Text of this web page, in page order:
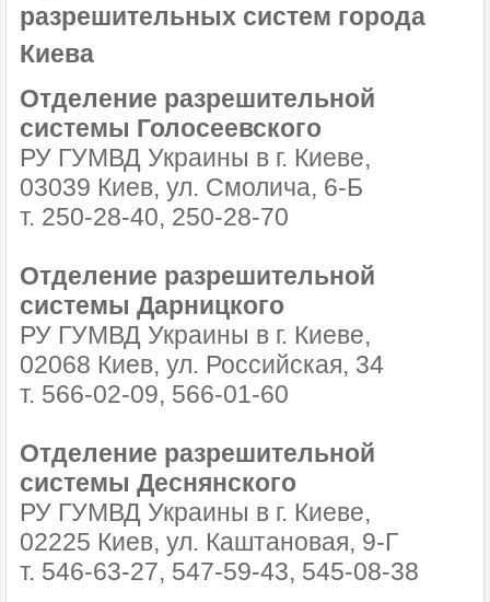
разрешительных систем города
Киева
Отделение разрешительной
системы Голосеевского
РУ ГУМВД Украины в г. Киеве,
03039 Киев, ул. Смолича, 6-Б
т. 250-28-40, 250-28-70
Отделение разрешительной
системы Дарницкого
РУ ГУМВД Украины в г. Киеве,
02068 Киев, ул. Российская, 34
т. 566-02-09, 566-01-60
Отделение разрешительной
системы Деснянского
РУ ГУМВД Украины в г. Киеве,
02225 Киев, ул. Каштановая, 9-Г
т. 546-63-27, 547-59-43, 545-08-38